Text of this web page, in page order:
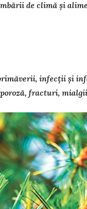
de climă și
infecții și
fracturi,